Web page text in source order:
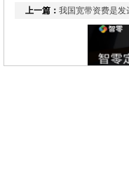
上一篇： 我国宽带资费是发